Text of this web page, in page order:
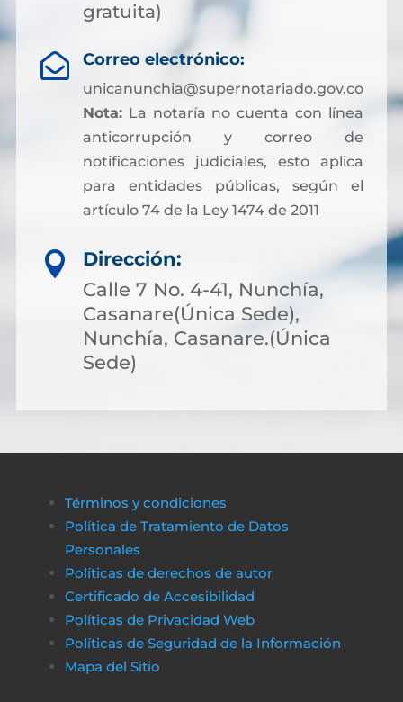
gratuita)
 Correo electrónico:
unicanunchia@supernotariado.gov.co
Nota:La notaría no cuenta con línea
anticorrupción y correo de
notificaciones judiciales, esto aplica
para entidades públicas, según el
artículo 74 de la Ley 1474 de 2011

Dirección:
Calle 7 No. 4-41, Nunchía,
Casanare(Única Sede),
Nunchía, Casanare.(Única
Sede)
Términos y condiciones
Política de Tratamiento de Datos
Personales
Políticas de derechos de autor
Certificado de Accesibilidad
Políticas de Privacidad Web
Políticas de Seguridad de la Información
Mapa del Sitio